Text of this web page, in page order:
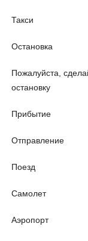
Такси
Остановка
Пожалуйста,
остановку
Прибытие
Отправление
Поезд
Самолет
Аэропорт